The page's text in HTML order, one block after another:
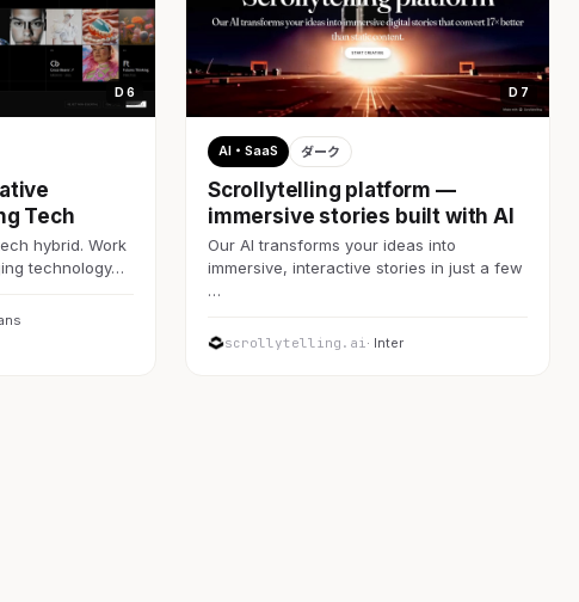
D 6
Tech
hybrid. Work
technology…
D 7
AI・SaaS ダーク
Scrollytelling platform —
immersive stories built with AI
Our AI transforms your ideas into
immersive, interactive stories in just a few
…
scrollytelling.ai · Inter